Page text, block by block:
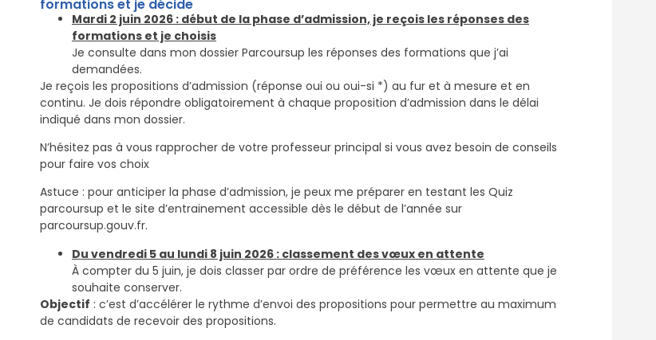
formations et je décide
Mardi 2 juin 2026 : début de la phase d’admission, je reçois les réponses des
formations et je choisis
Je consulte dans mon dossier Parcoursup les réponses des formations que j’ai
demandées.
Je reçois les propositions d’admission (réponse oui ou oui-si *) au fur et à mesure et en
continu. Je dois répondre obligatoirement à chaque proposition d’admission dans le délai
indiqué dans mon dossier.
N’hésitez pas à vous rapprocher de votre professeur principal si vous avez besoin de conseils
pour faire vos choix
Astuce : pour anticiper la phase d’admission, je peux me préparer en testant les Quiz
parcoursup et le site d’entrainement accessible dès le début de l’année sur
parcoursup.gouv.fr.
Du vendredi 5 au lundi 8 juin 2026 : classement des vœux en attente
À compter du 5 juin, je dois classer par ordre de préférence les vœux en attente que je
souhaite conserver.
Objectif : c’est d’accélérer le rythme d’envoi des propositions pour permettre au maximum
de candidats de recevoir des propositions.